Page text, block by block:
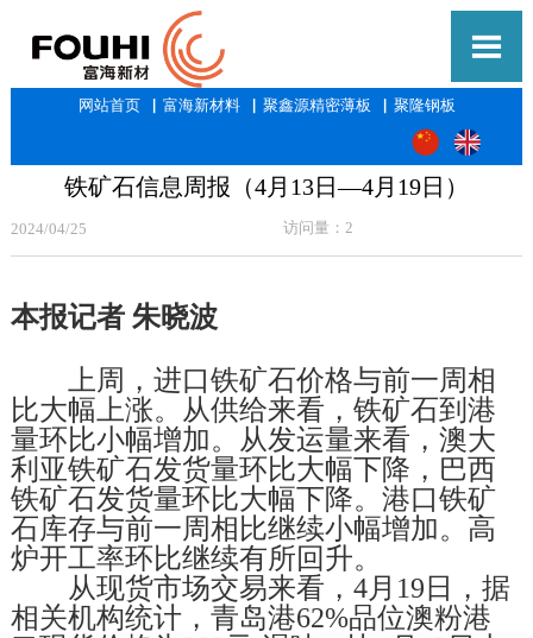

网站首页▕ 富海新材料▕ 聚鑫源精密薄板 ▕ 聚隆钢板
铁矿石信息周报（4月13日—4月19日）
2024/04/25 访问量：2
本报记者 朱晓波
上周，进口铁矿石价格与前一周相
比大幅上涨。从供给来看，铁矿石到港
量环比小幅增加。从发运量来看，澳大
利亚铁矿石发货量环比大幅下降，巴西
铁矿石发货量环比大幅下降。港口铁矿
石库存与前一周相比继续小幅增加。高
炉开工率环比继续有所回升。
从现货市场交易来看，4月19日，据
相关机构统计，青岛港62%品位澳粉港